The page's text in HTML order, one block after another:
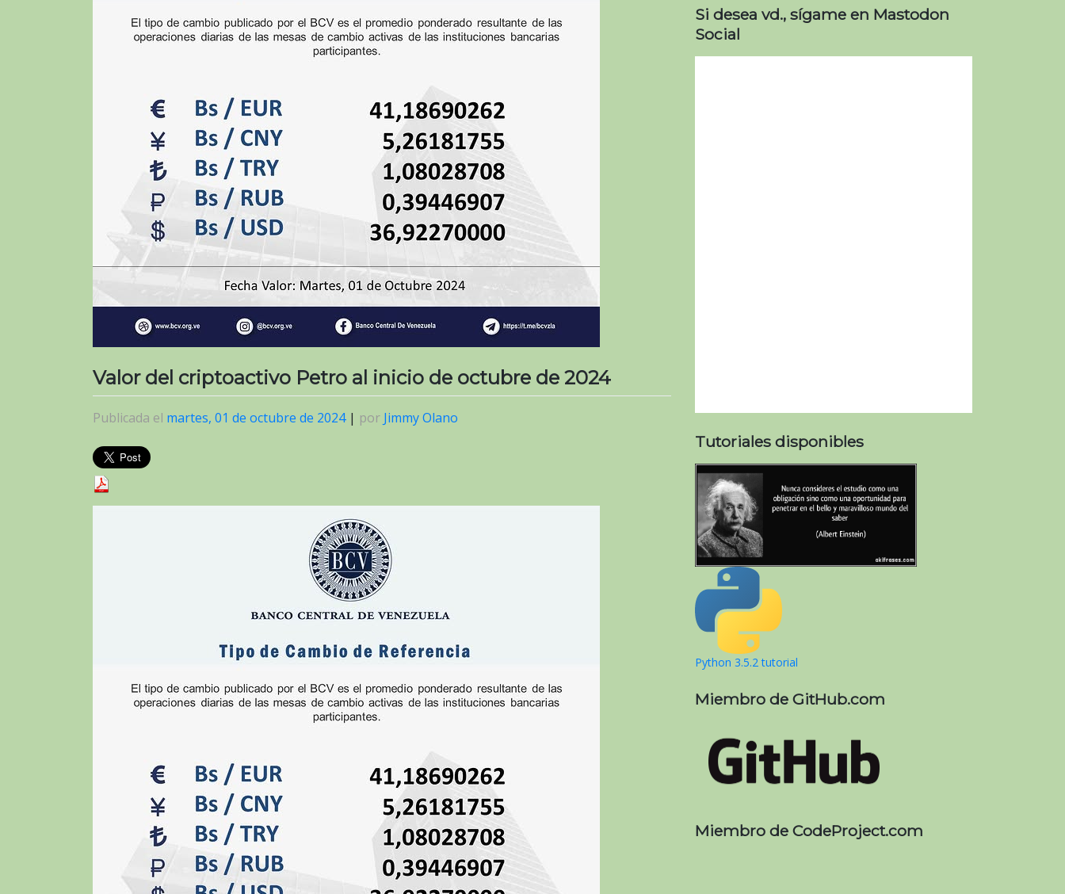
Valor del criptoactivo Petro al inicio de octubre de 2024
Publicada el martes, 01 de octubre de 2024| por Jimmy Olano
Si desea vd., sígame en Mastodon
Social
Tutoriales disponibles
Python 3.5.2 tutorial
Miembro de GitHub.com
Miembro de CodeProject.com